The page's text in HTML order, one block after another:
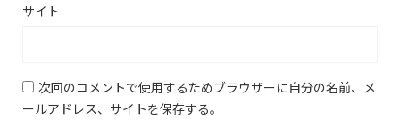
サイト
次回のコメントで使用するためブラウザーに自分の名前、メ
ールアドレス、サイトを保存する。